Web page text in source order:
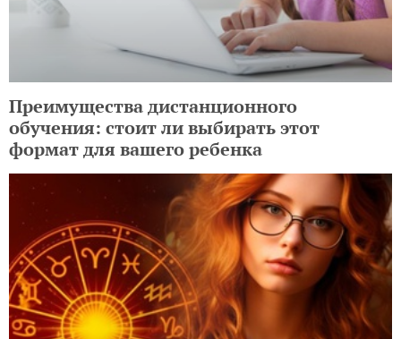
Преимущества дистанционного
обучения: стоит ли выбирать этот
формат для вашего ребенка